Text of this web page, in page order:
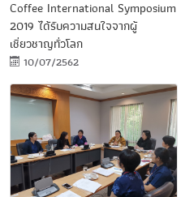
Coffee International Symposium
2019 ได้รับความสนใจจากผู้
เชี่ยวชาญทั่วโลก
10/07/2562